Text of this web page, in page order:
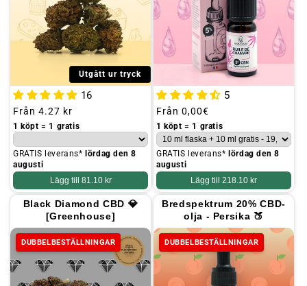
Utgått ur tryck
16
Ordinarie
pris
Från 4.27 kr
1 köpt = 1 gratis
GRATIS leverans*lördag den 8
augusti
Lägg till 81.10 kr
5
Ordinarie
pris
Från 0,00€
1 köpt = 1 gratis
GRATIS leverans*lördag den 8
augusti
Lägg till 218.10 kr
Black Diamond CBD 💎
[Greenhouse]
DUBBELBESTÄLLNINGAR
Bredspektrum 20% CBD-
olja - Persika 🍑
DUBBELBESTÄLLNINGAR